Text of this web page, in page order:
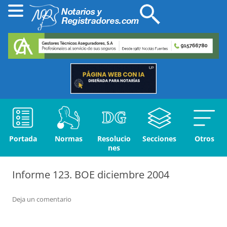
Portada Normas
Resolucio
nes
Secciones Otros
Informe 123. BOE diciembre 2004
Deja un comentario